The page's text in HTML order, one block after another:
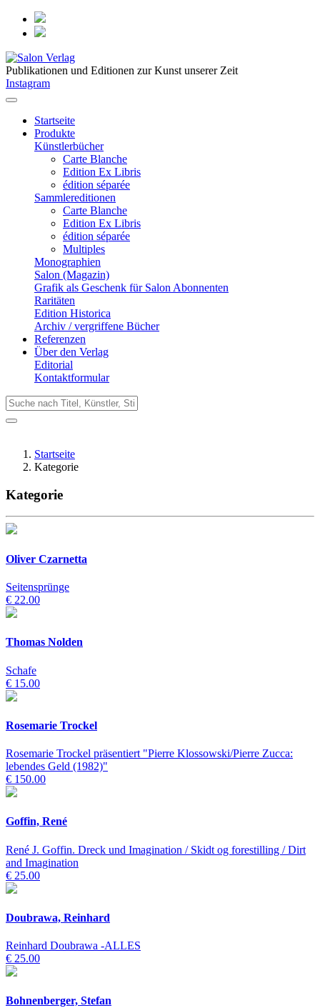
Publikationen und Editionen zur Kunst unserer Zeit
Instagram
Startseite
Produkte
Künstlerbücher
Carte Blanche
Edition Ex Libris
édition séparée
Sammlereditionen
Carte Blanche
Edition Ex Libris
édition séparée
Multiples
Monographien
Salon (Magazin)
Grafik als Geschenk für Salon Abonnenten
Raritäten
Edition Historica
Archiv / vergriffene Bücher
Referenzen
Über den Verlag
Editorial
Kontaktformular
Startseite
Kategorie
Kategorie
Oliver Czarnetta
Seitensprünge
€ 22.00
Thomas Nolden
Schafe
€ 15.00
Rosemarie Trockel
Rosemarie Trockel präsentiert "Pierre Klossowski/Pierre Zucca:
lebendes Geld (1982)"
€ 150.00
Goffin, René
René J. Goffin. Dreck und Imagination / Skidt og forestilling / Dirt
and Imagination
€ 25.00
Doubrawa, Reinhard
Reinhard Doubrawa -ALLES
€ 25.00
Bohnenberger, Stefan